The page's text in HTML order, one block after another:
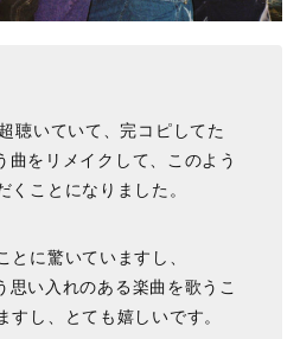
聴いていて、完コピしてた
曲をリメイクして、このよう
くことになりました。
とに驚いていますし、
思い入れのある楽曲を歌うこ
すし、とても嬉しいです。